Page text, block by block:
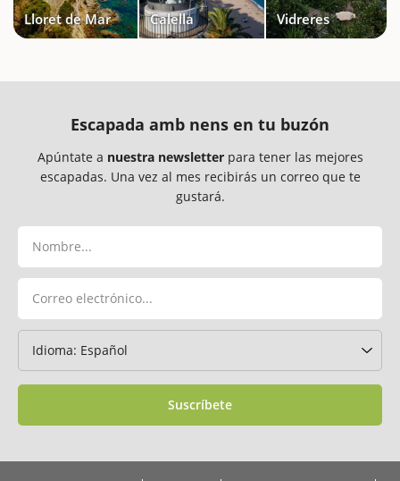
Lloret de Mar Calella Vidreres
Escapada amb nens en tu buzón
Apúntate a nuestra newsletterpara tener las mejores
escapadas. Una vez al mes recibirás un correo que te
gustará.
Suscríbete